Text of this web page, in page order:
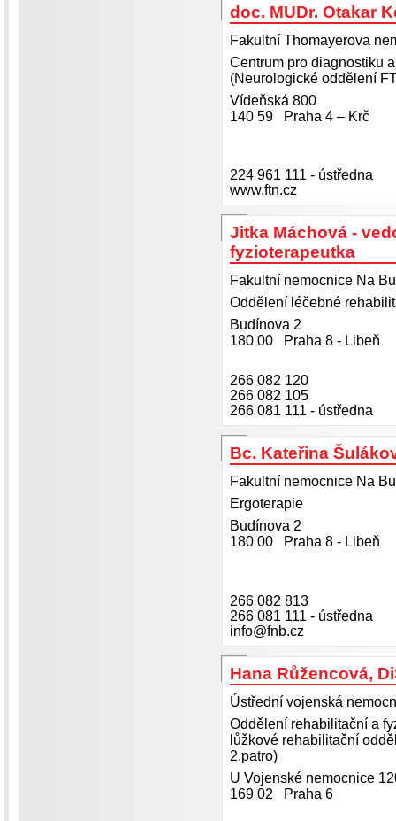
doc. MUDr. Otakar
Fakultní Thomayerova
Centrum pro diagnostiku
(Neurologické oddělení
Vídeňská 800
140 59 Praha 4 – Krč
224 961 111 - ústředna
www.ftn.cz
Jitka Máchová -
fyzioterapeutka
Fakultní nemocnice Na
Oddělení léčebné
Budínova 2
180 00 Praha 8 - Libeň
266 082 120
266 082 105
266 081 111 - ústředna
Bc. Kateřina
Fakultní nemocnice Na
Ergoterapie
Budínova 2
180 00 Praha 8 - Libeň
266 082 813
266 081 111 - ústředna
info@fnb.cz
Hana Růžencová,
Ústřední vojenská
Oddělení rehabilitační a
lůžkové rehabilitační
2.patro)
U Vojenské nemocnice
169 02 Praha 6